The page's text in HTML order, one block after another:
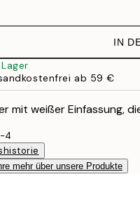
IN
ab 59 €
mit weißer Einfassung,
4
mehr über unsere Produkte